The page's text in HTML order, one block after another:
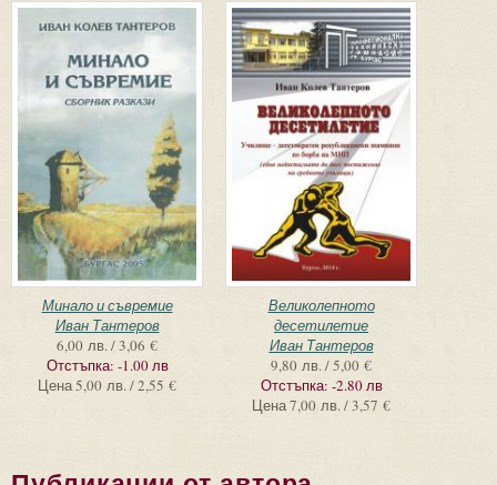
Минало и съвремие
Иван Тантеров
6,00 лв. / 3,06 €
Отстъпка: -1.00 лв
Цена5,00 лв. / 2,55 €
Великолепното
десетилетие
Иван Тантеров
9,80 лв. / 5,00 €
Отстъпка: -2.80 лв
Цена7,00 лв. / 3,57 €